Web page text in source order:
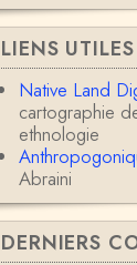
LIENS UTILES
Native Land
cartographie
ethnologie
Abraini
DERNIERS